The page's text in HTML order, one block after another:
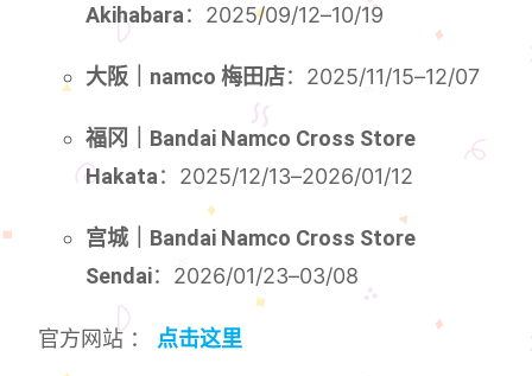
Akihabara：2025/09/12–10/19
大阪｜namco 梅田店：2025/11/15–12/07
福冈｜Bandai Namco Cross Store
Hakata：2025/12/13–2026/01/12
宫城｜Bandai Namco Cross Store
Sendai：2026/01/23–03/08
官方网站 ： 点击这里